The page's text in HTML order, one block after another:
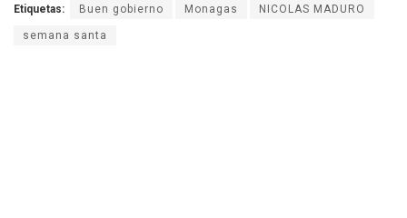
Etiquetas: Buen gobierno Monagas NICOLAS MADURO
semana santa